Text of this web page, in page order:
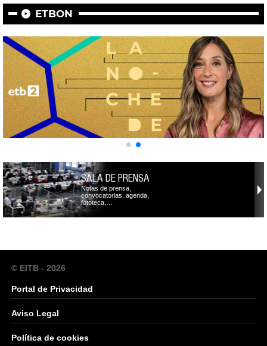
ETBON
SALA DE PRENSA
Notas de prensa,
convocatorias, agenda,
fototeca,…
© EITB - 2026
Portal de Privacidad
Aviso Legal
Política de cookies